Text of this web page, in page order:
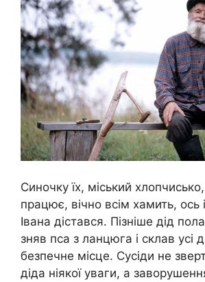
Синочку їх, міський
працює, вічно всім хамить, ось
Івана дістався. Пізніше дід
зняв пса з ланцюга і склав усі
безпечне місце. Сусіди не
діда ніякої уваги, а